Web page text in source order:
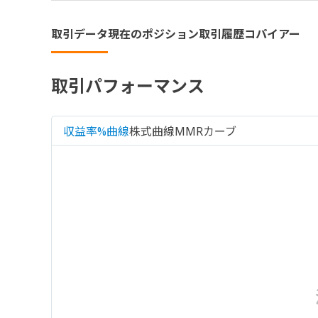
取引データ現在のポジション取引履歴コパイアー
取引パフォーマンス
収益率%曲線株式曲線MMRカーブ